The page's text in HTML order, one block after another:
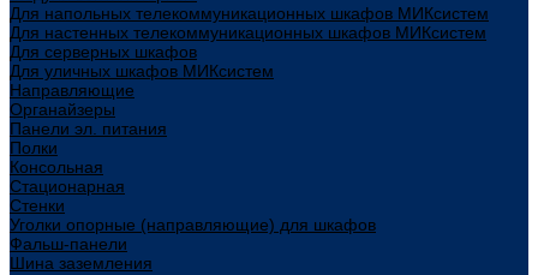
Для напольных телекоммуникационных шкафов МИКсистем
Для настенных телекоммуникационных шкафов МИКсистем
Для серверных шкафов
Для уличных шкафов МИКсистем
Направляющие
Органайзеры
Панели эл. питания
Полки
Консольная
Стационарная
Стенки
Уголки опорные (направляющие) для шкафов
Фальш-панели
Шина заземления